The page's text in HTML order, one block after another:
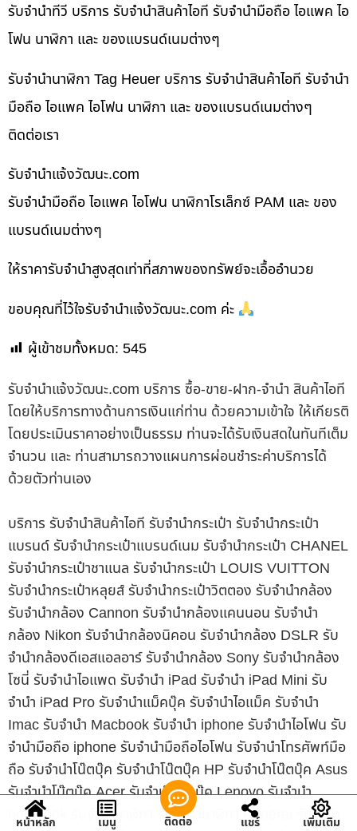
รับจำนำทีวี บริการ รับจำนำสินค้าไอที รับจำนำมือถือ ไอแพค ไอ
โฟน นาฬิกา และ ของแบรนด์เนมต่างๆ
รับจำนำนาฬิกา Tag Heuer บริการ รับจำนำสินค้าไอที รับจำนำ
มือถือ ไอแพค ไอโฟน นาฬิกา และ ของแบรนด์เนมต่างๆ
ติดต่อเรา
รับจํานําแจ้งวัฒนะ.com
รับจำนำมือถือ ไอแพค ไอโฟน นาฬิกาโรเล็กซ์ PAM และ ของ
แบรนด์เนมต่างๆ
ให้ราคารับจำนำสูงสุดเท่าที่สภาพของทรัพย์จะเอื้ออำนวย
ขอบคุณที่ไว้ใจรับจำนำแจ้งวัฒนะ.com ค่ะ
ผู้เข้าชมทั้งหมด: 545
รับจํานําแจ้งวัฒนะ.com บริการ ซื้อ-ขาย-ฝาก-จำนำ สินค้าไอที
โดยให้บริการทางด้านการเงินแก่ท่าน ด้วยความเข้าใจ ให้เกียรติ
โดยประเมินราคาอย่างเป็นธรรม ท่านจะได้รับเงินสดในทันทีเต็ม
จำนวน และ ท่านสามารถวางแผนการผ่อนชำระค่าบริการได้
ด้วยตัวท่านเอง
บริการ รับจำนำสินค้าไอที รับจำนำกระเป๋า รับจำนำกระเป๋า
แบรนด์ รับจำนำกระเป๋าแบรนด์เนม รับจำนำกระเป๋า CHANEL
รับจำนำกระเป๋าชาแนล รับจำนำกระเป๋า LOUIS VUITTON
รับจำนำกระเป๋าหลุยส์ รับจำนำกระเป๋าวิตตอง รับจำนำกล้อง
รับจำนำกล้อง Cannon รับจำนำกล้องแคนนอน รับจำนำ
กล้อง Nikon รับจำนำกล้องนิคอน รับจำนำกล้อง DSLR รับ
จำนำกล้องดีเอสแอลอาร์ รับจำนำกล้อง Sony รับจำนำกล้อง
โซนี่ รับจำนำไอแพด รับจำนำ iPad รับจำนำ iPad Mini รับ
จำนำ iPad Pro รับจำนำแม็คบุ๊ค รับจำนำไอแม็ค รับจำนำ
Imac รับจำนำ Macbook รับจำนำ iphone รับจำนำไอโฟน รับ
จำนำมือถือ iphone รับจำนำมือถือไอโฟน รับจำนำโทรศัพท์มือ
ถือ รับจำนำโน๊ตบุ๊ค รับจำนำโน๊ตบุ๊ค HP รับจำนำโน๊ตบุ๊ค Asus
รับจำนำโน๊ตบุ๊ค Acer รับจำนำโน๊ตบุ๊ค Lenovo รับจำนำ
notebook รับจำนำนาฬิกา รับจำนำนาฬิกา Panerai รับจำนำ
หน้าหลัก เมนู ติดต่อ แชร์ เพิ่มเติม